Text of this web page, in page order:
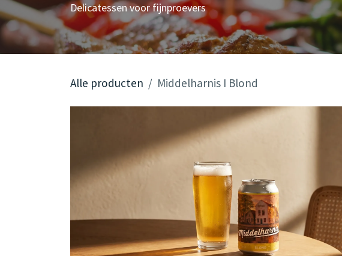
Delicatessen voor fijnproevers
Alle producten Middelharnis I Blond